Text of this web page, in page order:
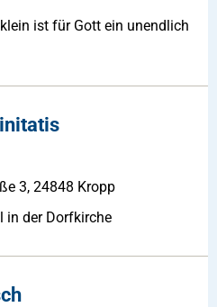
ist für Gott ein unendlich
3, 24848 Kropp
in der Dorfkirche